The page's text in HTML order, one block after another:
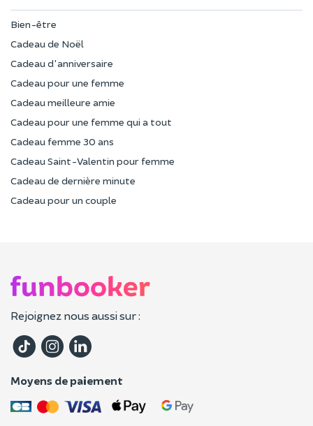
Bien-être
Cadeau de Noël
Cadeau d'anniversaire
Cadeau pour une femme
Cadeau meilleure amie
Cadeau pour une femme qui a tout
Cadeau femme 30 ans
Cadeau Saint-Valentin pour femme
Cadeau de dernière minute
Cadeau pour un couple
Rejoignez nous aussi sur :
Moyens de paiement